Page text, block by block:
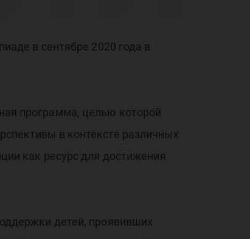
в сентябре 2020 года в
программа, целью которой
в контексте различных
как ресурс для достижения
детей, проявивших